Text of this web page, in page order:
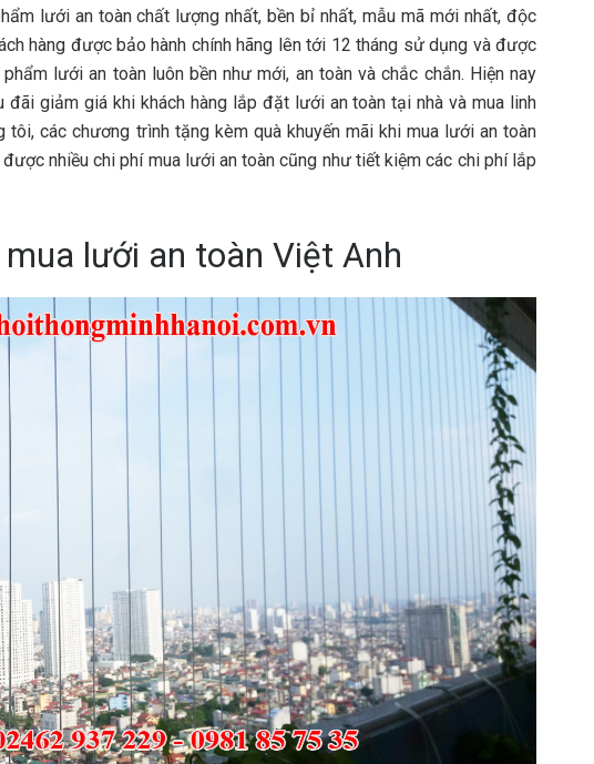
lưới an toàn chất lượng nhất, bền bỉ nhất, mẫu mã mới nhất, độc
hàng được bảo hành chính hãng lên tới 12 tháng sử dụng và được
lưới an toàn luôn bền như mới, an toàn và chắc chắn. Hiện nay
giảm giá khi khách hàng lắp đặt lưới an toàn tại nhà và mua linh
tôi, các chương trình tặng kèm quà khuyến mãi khi mua lưới an toàn
nhiều chi phí mua lưới an toàn cũng như tiết kiệm các chi phí lắp
lưới an toàn Việt Anh